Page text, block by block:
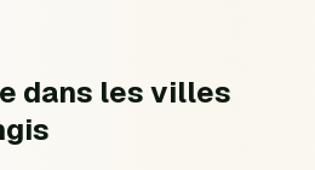
dans les villes